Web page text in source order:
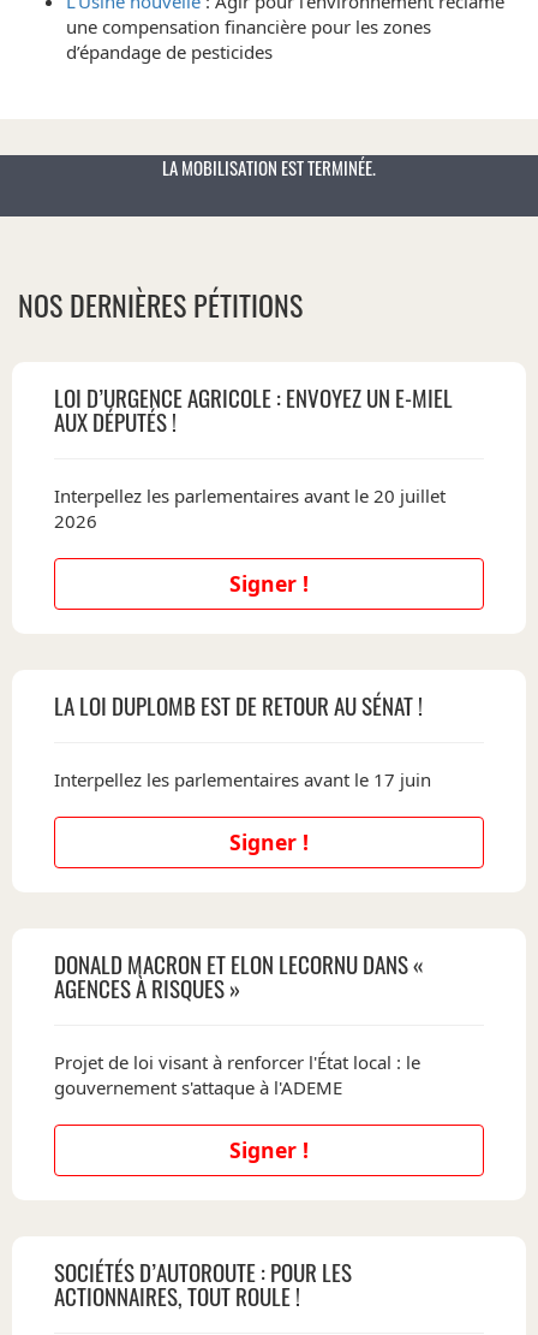
une compensation financière pour les zones
d’épandage de pesticides
LA MOBILISATION EST TERMINÉE.
NOS DERNIÈRES PÉTITIONS
LOI D’URGENCE AGRICOLE : ENVOYEZ UN E-MIEL
AUX DÉPUTÉS !
Interpellez les parlementaires avant le 20 juillet
2026
Signer !
LA LOI DUPLOMB EST DE RETOUR AU SÉNAT !
Interpellez les parlementaires avant le 17 juin
Signer !
DONALD MACRON ET ELON LECORNU DANS «
AGENCES À RISQUES »
Projet de loi visant à renforcer l'État local : le
gouvernement s'attaque à l'ADEME
Signer !
SOCIÉTÉS D’AUTOROUTE : POUR LES
ACTIONNAIRES, TOUT ROULE !